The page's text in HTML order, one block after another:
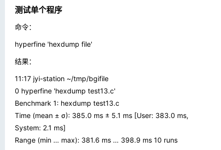
测试单个程序
命令：
hyperfine 'hexdump file'
结果：
11:17 jyi-station ~/tmp/bgifile
0 hyperfine 'hexdump test13.c'
Benchmark 1: hexdump test13.c
Time (mean ± σ): 385.0 ms ± 5.1 ms [User: 383.0 ms,
System: 2.1 ms]
Range (min … max): 381.6 ms … 398.9 ms 10 runs